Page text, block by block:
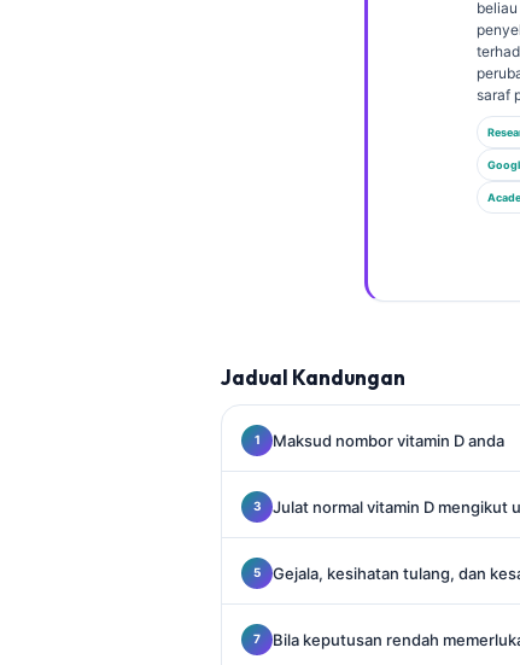
saraf
Jadual Kandungan
Maksud nombor vitamin D anda
Julat normal vitamin D mengikut
Gejala, kesihatan tulang, dan
Bila keputusan rendah
Қазақ тілі
Hrvatski
Slovenčina
كوردی‎
سنڌي
සිංහල